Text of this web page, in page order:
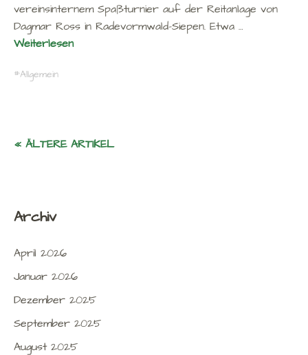
vereinsinternem Spaßturnier auf der Reitanlage von
Dagmar Ross in Radevormwald-Siepen. Etwa …
Weiterlesen
Allgemein
« ÄLTERE ARTIKEL
Archiv
April 2026
Januar 2026
Dezember 2025
September 2025
August 2025